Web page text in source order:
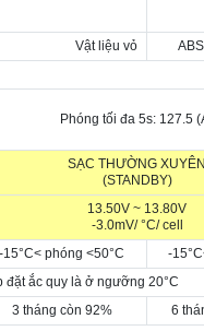
Vật liệu vỏ
Phóng tối đa 5s: 127.5
SẠC THƯỜNG XUYÊN
(STANDBY)
13.50V ~ 13.80V
-3.0mV/°C/ cell
-15°C< phóng<50°C -15°C
đặt ắc quy là ở ngưỡng 20°C
3 tháng còn 92% 6